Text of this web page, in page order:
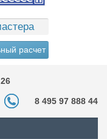
расчет
8 495 97 888 44